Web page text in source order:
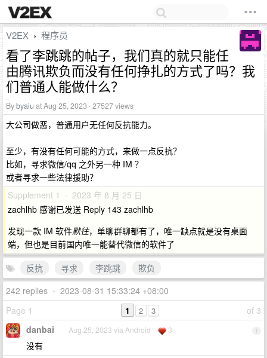
V2EX › 程序员
看了李跳跳的帖子，我们真的就只能任
由腾讯欺负而没有任何挣扎的方式了吗？我
们普通人能做什么？
Bybyaiu at Aug 25, 2023 · 27527 views
大公司做恶，普通用户无任何反抗能力。
至少，有没有任何可能的方式，来做一点反抗？
比如，寻求微信/qq 之外另一种 IM ？
或者寻求一些法律援助？
Supplement 1 · 2023 年 8 月 25 日
zachlhb 感谢已发送 Reply 143 zachlhb
发现一款 IM 软件默往，单聊群聊都有了，唯一缺点就是没有桌面
端，但也是目前国内唯一能替代微信的软件了
反抗
寻求 李跳跳
欺负
242 replies • 2023-08-31 15:33:24 +08:00
Page 1
of 3
1 2 3
1
danbai Aug 25, 2023 via Android 3
没有